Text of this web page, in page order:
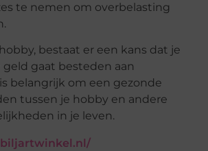
te nemen om overbelasting
bestaat er een kans dat je
gaat besteden aan
belangrijk om een gezonde
tussen je hobby en andere
in je leven.